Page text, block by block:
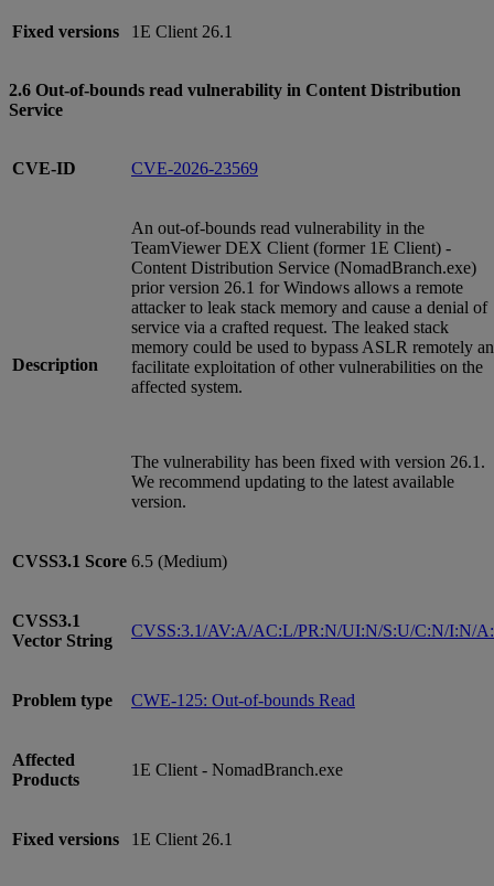
Fixed versions 1E Client 26.1
2.6 Out-of-bounds read vulnerability in Content Distribution
Service
CVE-ID CVE-2026-23569
Description
An out-of-bounds read vulnerability in the
TeamViewer DEX Client (former 1E Client) -
Content Distribution Service (NomadBranch.exe)
prior version 26.1 for Windows allows a remote
attacker to leak stack memory and cause a denial of
service via a crafted request. The leaked stack
memory could be used to bypass ASLR remotely
facilitate exploitation of other vulnerabilities on the
affected system.
The vulnerability has been fixed with version 26.1.
We recommend updating to the latest available
version.
CVSS3.1 Score 6.5 (Medium)
CVSS3.1
Vector String
CVSS:3.1/AV:A/AC:L/PR:N/UI:N/S:U/C:N/I:N/
Problem type CWE-125: Out-of-bounds Read
Affected
Products
1E Client - NomadBranch.exe
Fixed versions 1E Client 26.1